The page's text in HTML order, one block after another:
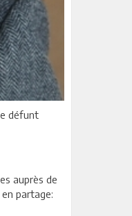
défunt
auprès de
partage: